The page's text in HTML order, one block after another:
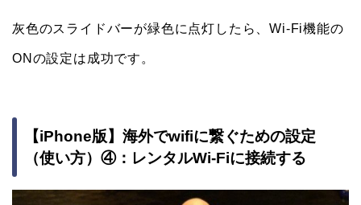
灰色のスライドバーが緑色に点灯したら、Wi-Fi機能の
ONの設定は成功です。
【iPhone版】海外でwifiに繋ぐための設定
（使い方）④：レンタルWi-Fiに接続する